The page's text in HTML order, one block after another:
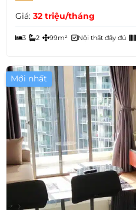
Giá: 32 triệu/tháng
3 2 99m² Nội thất đầy đủ
Mới nhất